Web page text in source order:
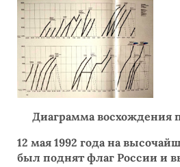
Диаграмма восхождения
12 мая 1992 года на
был поднят флаг России и